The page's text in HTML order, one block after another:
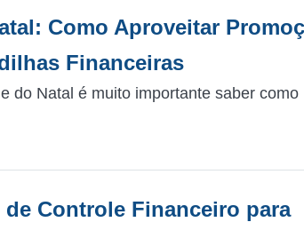
Como Aproveitar
Financeiras
do Natal é muito importante saber como
Controle Financeiro para